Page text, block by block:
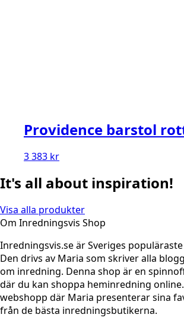
Providence barstol
3 383 kr
It's all about inspiration!
Visa alla produkter
Om Inredningsvis Shop
Inredningsvis.se är Sveriges
Den drivs av Maria som skriver alla
om inredning. Denna shop är en
där du kan shoppa heminredning
webshopp där Maria presenterar sina
från de bästa inredningsbutikerna.